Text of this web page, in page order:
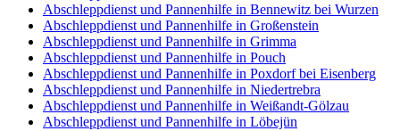
Abschleppdienst und Pannenhilfe in Bennewitz bei Wurzen
Abschleppdienst und Pannenhilfe in Großenstein
Abschleppdienst und Pannenhilfe in Grimma
Abschleppdienst und Pannenhilfe in Pouch
Abschleppdienst und Pannenhilfe in Poxdorf bei Eisenberg
Abschleppdienst und Pannenhilfe in Niedertrebra
Abschleppdienst und Pannenhilfe in Weißandt-Gölzau
Abschleppdienst und Pannenhilfe in Löbejün